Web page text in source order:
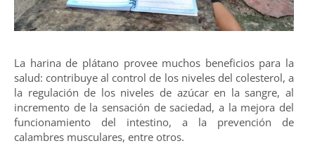
La harina de plátano provee muchos beneficios para la
salud: contribuye al control de los niveles del colesterol, a
la regulación de los niveles de azúcar en la sangre, al
incremento de la sensación de saciedad, a la mejora del
funcionamiento del intestino, a la prevención de
calambres musculares, entre otros.